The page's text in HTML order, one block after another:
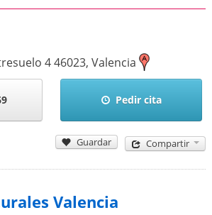
446023, Valencia
Pedir cita
Guardar Compartir
Valencia